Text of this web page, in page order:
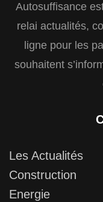
Autosuffisance
relai actualités,
ligne pour les
souhaitent
Les Actualités
Construction
Energie